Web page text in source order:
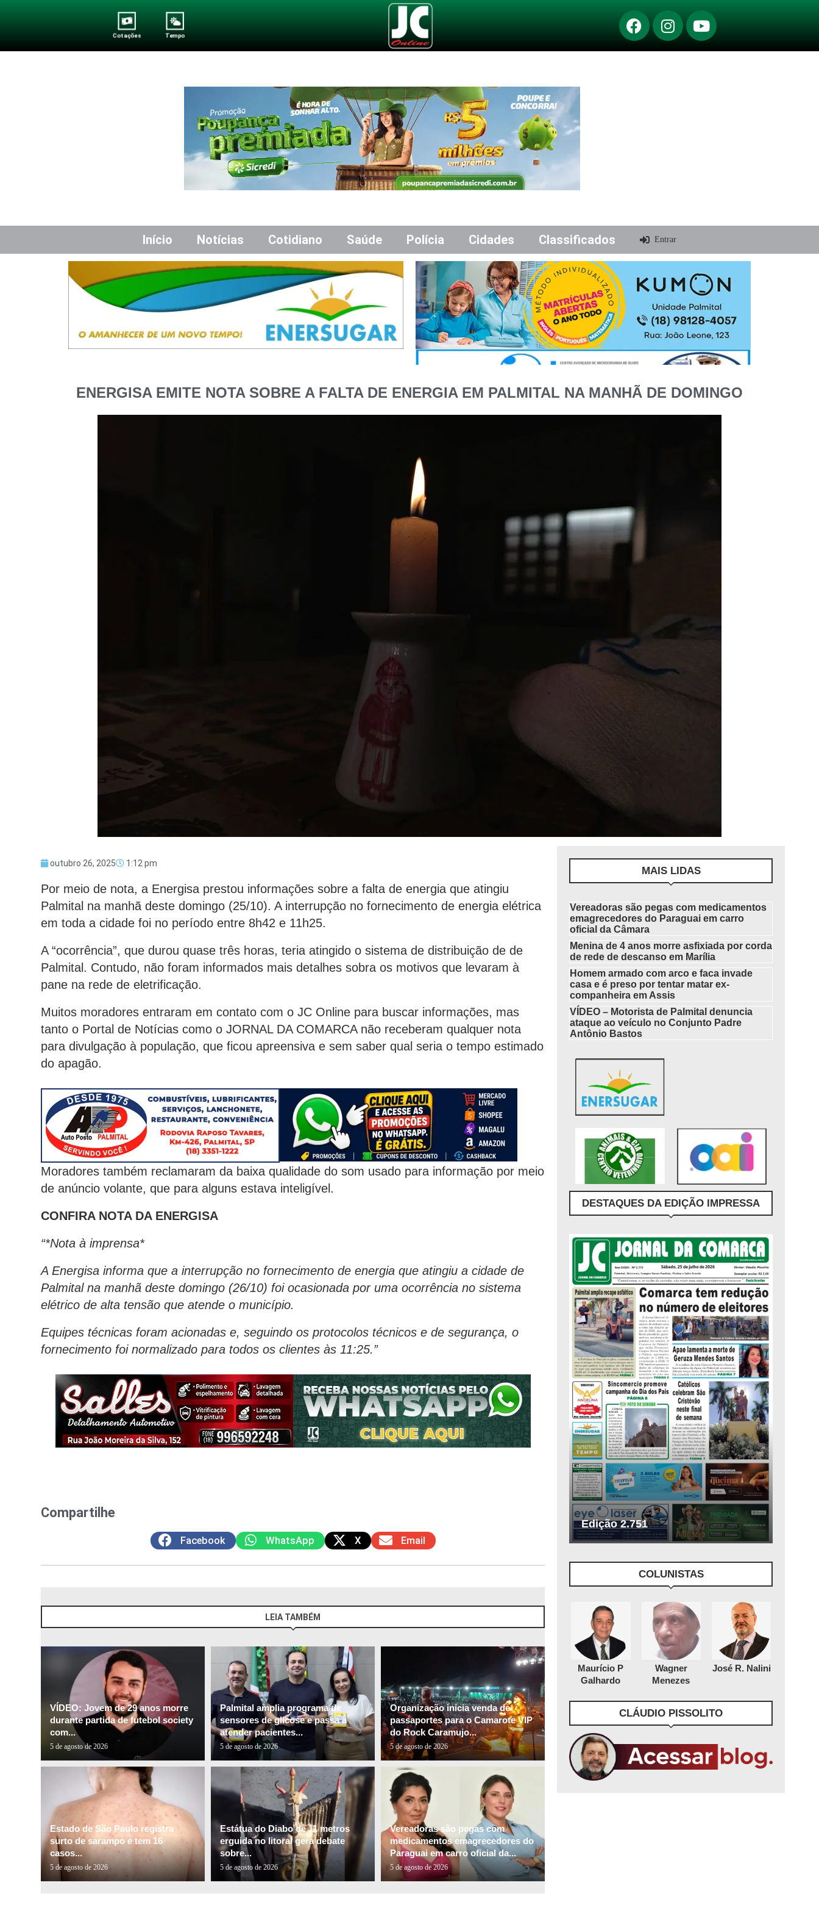
Cotações Tempo
Início Notícias Cotidiano Saúde Polícia Cidades Classificados Entrar
ENERGISA EMITE NOTA SOBRE A FALTA DE ENERGIA EM PALMITAL NA MANHÃ DE DOMINGO
outubro 26, 2025 1:12 pm
Por meio de nota, a Energisa prestou informações sobre a falta de energia que atingiu
Palmital na manhã deste domingo (25/10). A interrupção no fornecimento de energia elétrica
em toda a cidade foi no período entre 8h42 e 11h25.
A “ocorrência”, que durou quase três horas, teria atingido o sistema de distribuição de de
Palmital. Contudo, não foram informados mais detalhes sobra os motivos que levaram à
pane na rede de eletrificação.
Muitos moradores entraram em contato com o JC Online para buscar informações, mas
tanto o Portal de Notícias como o JORNAL DA COMARCA não receberam qualquer nota
para divulgação à população, que ficou apreensiva e sem saber qual seria o tempo estimado
do apagão.
Moradores também reclamaram da baixa qualidade do som usado para informação por meio
de anúncio volante, que para alguns estava inteligível.
CONFIRA NOTA DA ENERGISA
“*Nota à imprensa*
A Energisa informa que a interrupção no fornecimento de energia que atingiu a cidade de
Palmital na manhã deste domingo (26/10) foi ocasionada por uma ocorrência no sistema
elétrico de alta tensão que atende o município.
Equipes técnicas foram acionadas e, seguindo os protocolos técnicos e de segurança, o
fornecimento foi normalizado para todos os clientes às 11:25.”
Compartilhe
Facebook WhatsApp X Email
LEIA TAMBÉM
VÍDEO: Jovem de 29 anos morre
durante partida de futebol society
com...
5 de agosto de 2026
Palmital amplia programa de
sensores de glicose e passa a
atender pacientes...
5 de agosto de 2026
Organização inicia venda de
passaportes para o Camarote VIP
do Rock Caramujo...
5 de agosto de 2026
Estado de São Paulo registra
surto de sarampo e tem 16
casos...
5 de agosto de 2026
Estátua do Diabo de 11 metros
erguida no litoral gera debate
sobre...
5 de agosto de 2026
Vereadoras são pegas com
medicamentos emagrecedores do
Paraguai em carro oficial da...
5 de agosto de 2026
MAIS LIDAS
Vereadoras são pegas com medicamentos
emagrecedores do Paraguai em carro
oficial da Câmara
Menina de 4 anos morre asfixiada por corda
de rede de descanso em Marília
Homem armado com arco e faca invade
casa e é preso por tentar matar ex-
companheira em Assis
VÍDEO – Motorista de Palmital denuncia
ataque ao veículo no Conjunto Padre
Antônio Bastos
DESTAQUES DA EDIÇÃO IMPRESSA
Edição 2.751
COLUNISTAS
Maurício P
Galhardo
Wagner
Menezes
José R. Nalini
CLÁUDIO PISSOLITO